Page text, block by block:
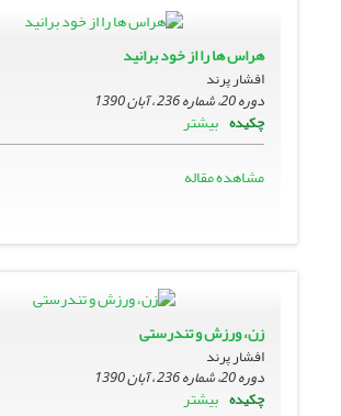
هراس ها را از خود برانید
افشار پرند
دوره 20، شماره 236 ، آبان 1390
چکیده بیشتر
مشاهده مقاله
زن، ورزش و تندرستی
افشار پرند
دوره 20، شماره 236 ، آبان 1390
چکیده بیشتر